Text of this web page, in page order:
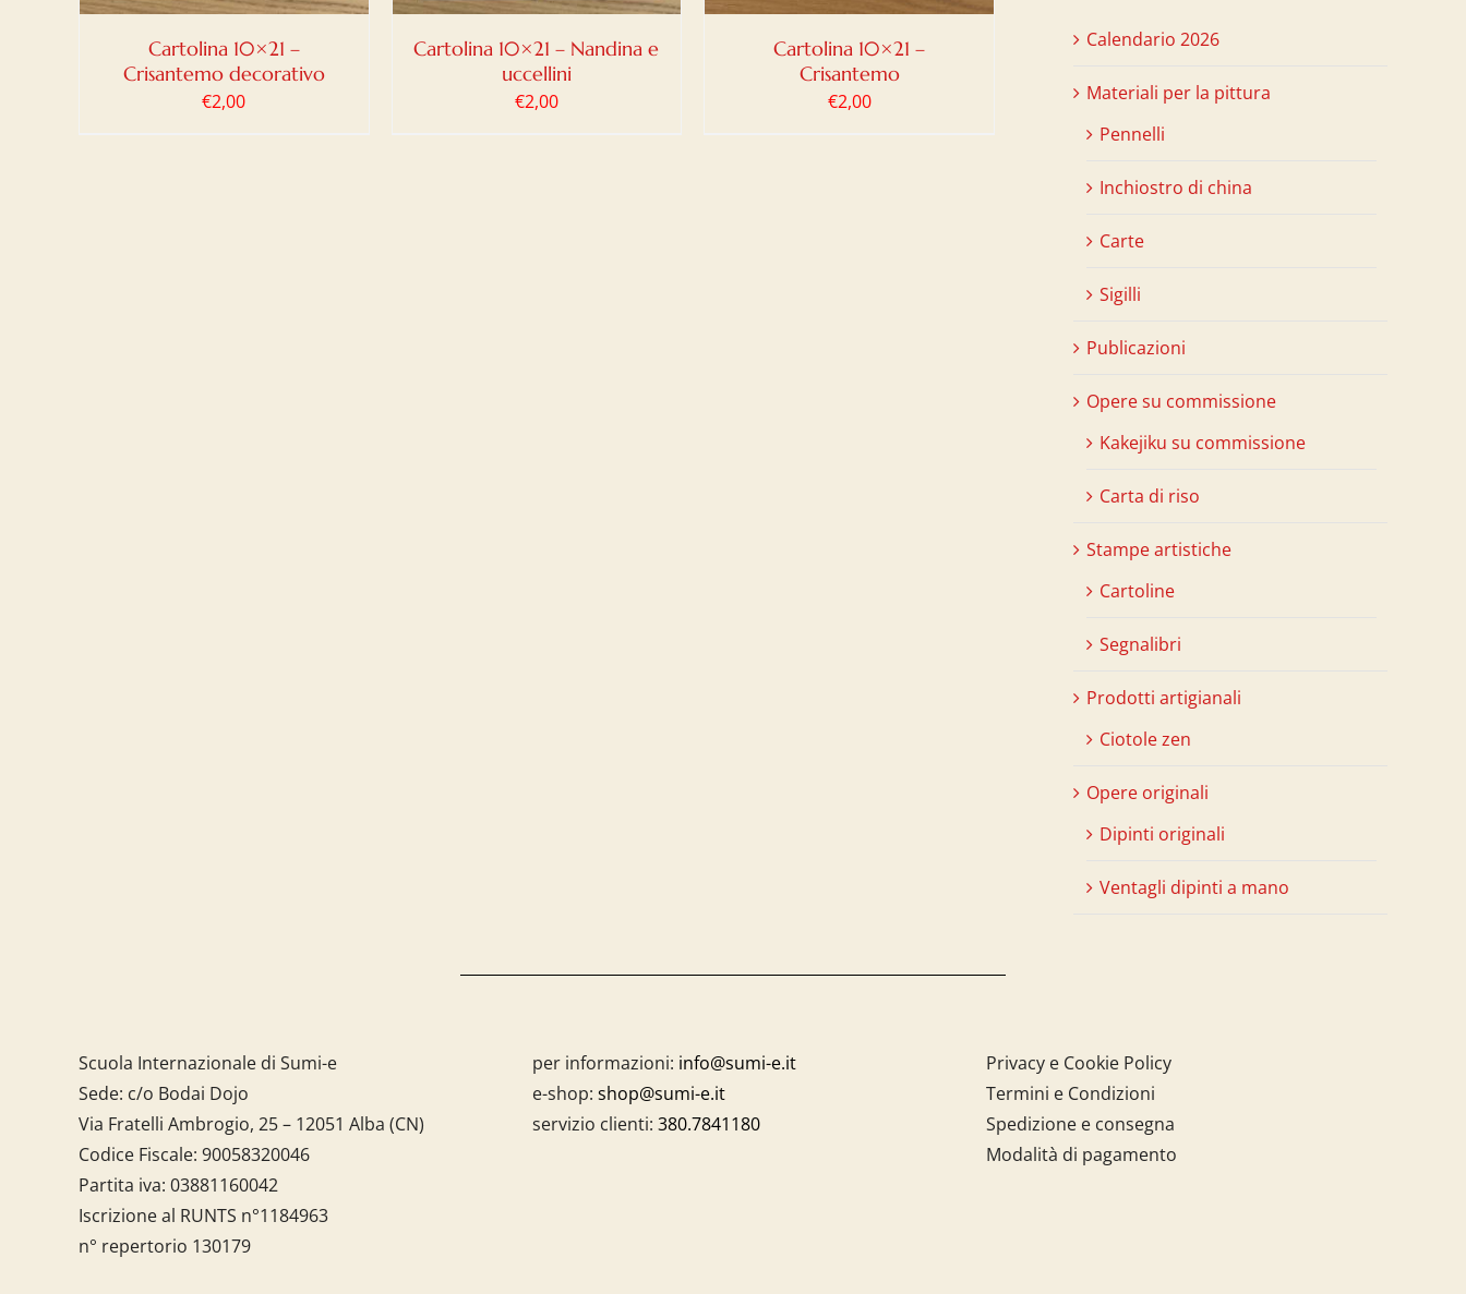
Cartolina 10×21 –
Crisantemo decorativo
€2,00
Cartolina 10×21 – Nandina e
uccellini
€2,00
Cartolina 10×21 –
Crisantemo
€2,00
Calendario 2026
Materiali per la pittura
Pennelli
Inchiostro di china
Carte
Sigilli
Publicazioni
Opere su commissione
Kakejiku su commissione
Carta di riso
Stampe artistiche
Cartoline
Segnalibri
Prodotti artigianali
Ciotole zen
Opere originali
Dipinti originali
Ventagli dipinti a mano
Scuola Internazionale di Sumi-e
Sede: c/o Bodai Dojo
Via Fratelli Ambrogio, 25 – 12051 Alba (CN)
Codice Fiscale: 90058320046
Partita iva: 03881160042
Iscrizione al RUNTS n°1184963
n° repertorio 130179
per informazioni: info@sumi-e.it
e-shop: shop@sumi-e.it
servizio clienti: 380.7841180
Privacy e Cookie Policy
Termini e Condizioni
Spedizione e consegna
Modalità di pagamento